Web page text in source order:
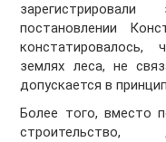
постановлении
землях леса, не
допускается в
Более того, вместо